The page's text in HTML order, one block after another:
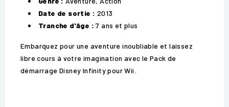
Date de sortie : 2013
Tranche d'âge : 7 ans et plus
Embarquez pour une aventure inoubliable et laissez
libre cours à votre imagination avec le Pack de
démarrage Disney Infinity pour Wii.